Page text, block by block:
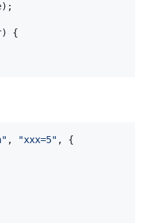
) ;
)
{
, "xxx=5" , {